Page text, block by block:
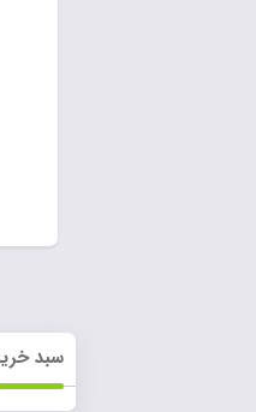
سبد خرید